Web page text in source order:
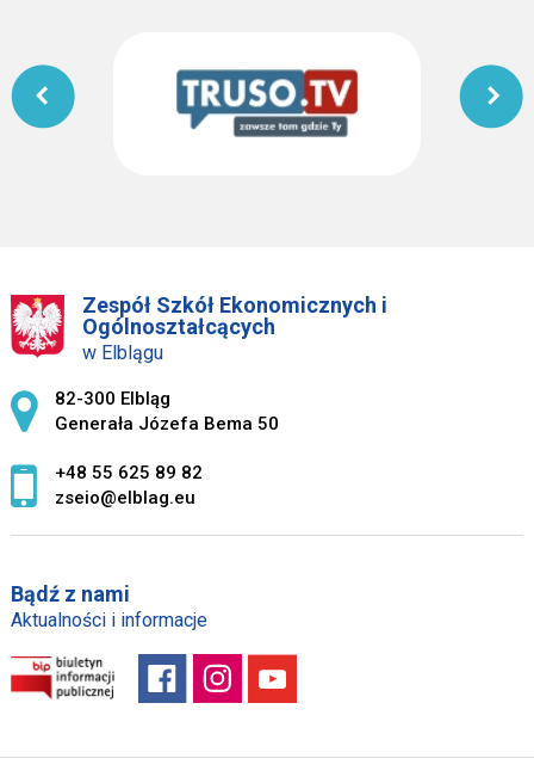
Zespół Szkół Ekonomicznych i
Ogólnoształcących
w Elblągu
Adres pocztowy:
82-300 Elbląg
Generała Józefa Bema 50
+48 55 625 89 82
zseio@elblag.eu
Bądź z nami
Aktualności i informacje